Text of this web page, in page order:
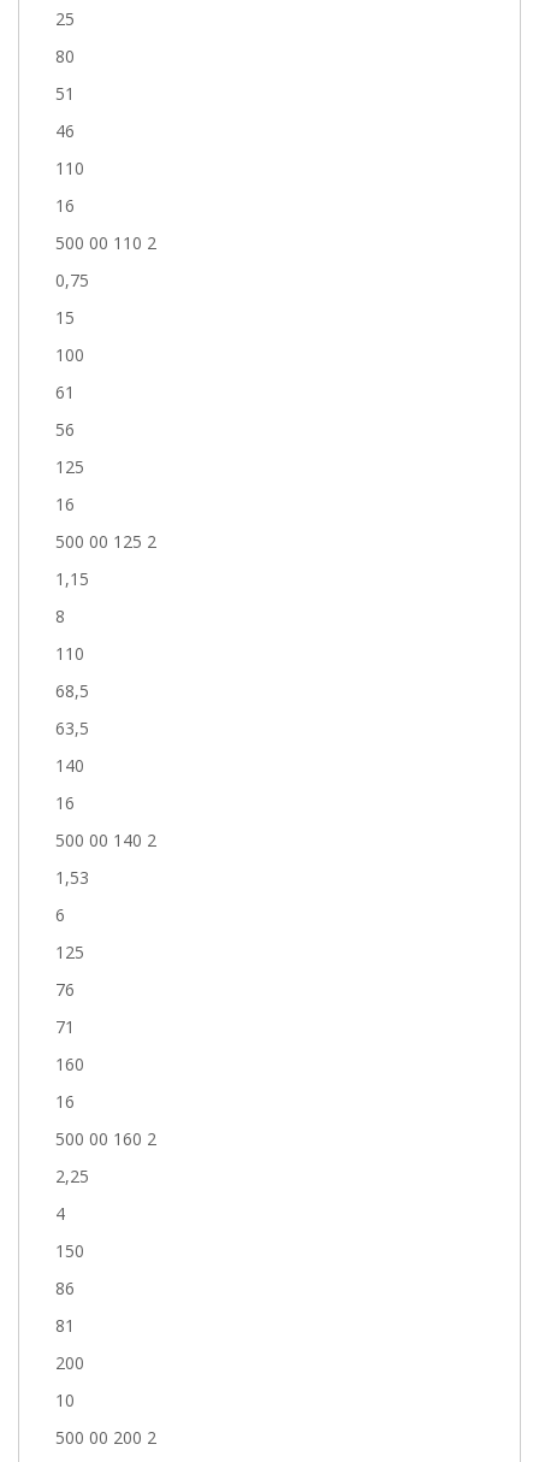
25
80
51
46
110
16
500 00 110 2
0,75
15
100
61
56
125
16
500 00 125 2
1,15
8
110
68,5
63,5
140
16
500 00 140 2
1,53
6
125
76
71
160
16
500 00 160 2
2,25
4
150
86
81
200
10
500 00 200 2